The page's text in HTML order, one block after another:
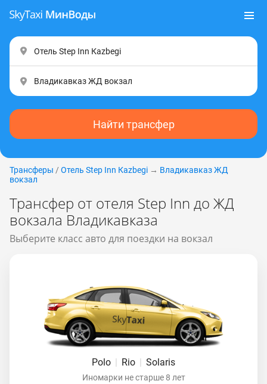
Найти трансфер
Трансферы / Отель Step Inn Каzbеgi → Владикавказ ЖД
вокзал
Трансфер от отеля Step Inn до ЖД
вокзала Владикавказа
Выберите класс авто для поездки на вокзал
Polo | Rio | Solaris
Иномарки не старше 8 лет